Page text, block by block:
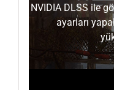
NVIDIA DLSS ile
ayarları